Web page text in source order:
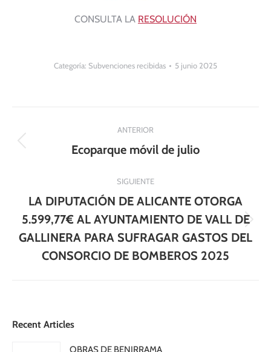
CONSULTA LA RESOLUCIÓN
Categoría: Subvenciones recibidas 5 junio 2025
entre
publicaciones
ANTERIOR
Publicación
Ecoparque móvil de julio
SIGUIENTE
Publicación
siguiente:
LA DIPUTACIÓN DE ALICANTE OTORGA
5.599,77€ AL AYUNTAMIENTO DE VALL DE
GALLINERA PARA SUFRAGAR GASTOS DEL
CONSORCIO DE BOMBEROS 2025
Recent Articles
OBRAS DE BENIRRAMA